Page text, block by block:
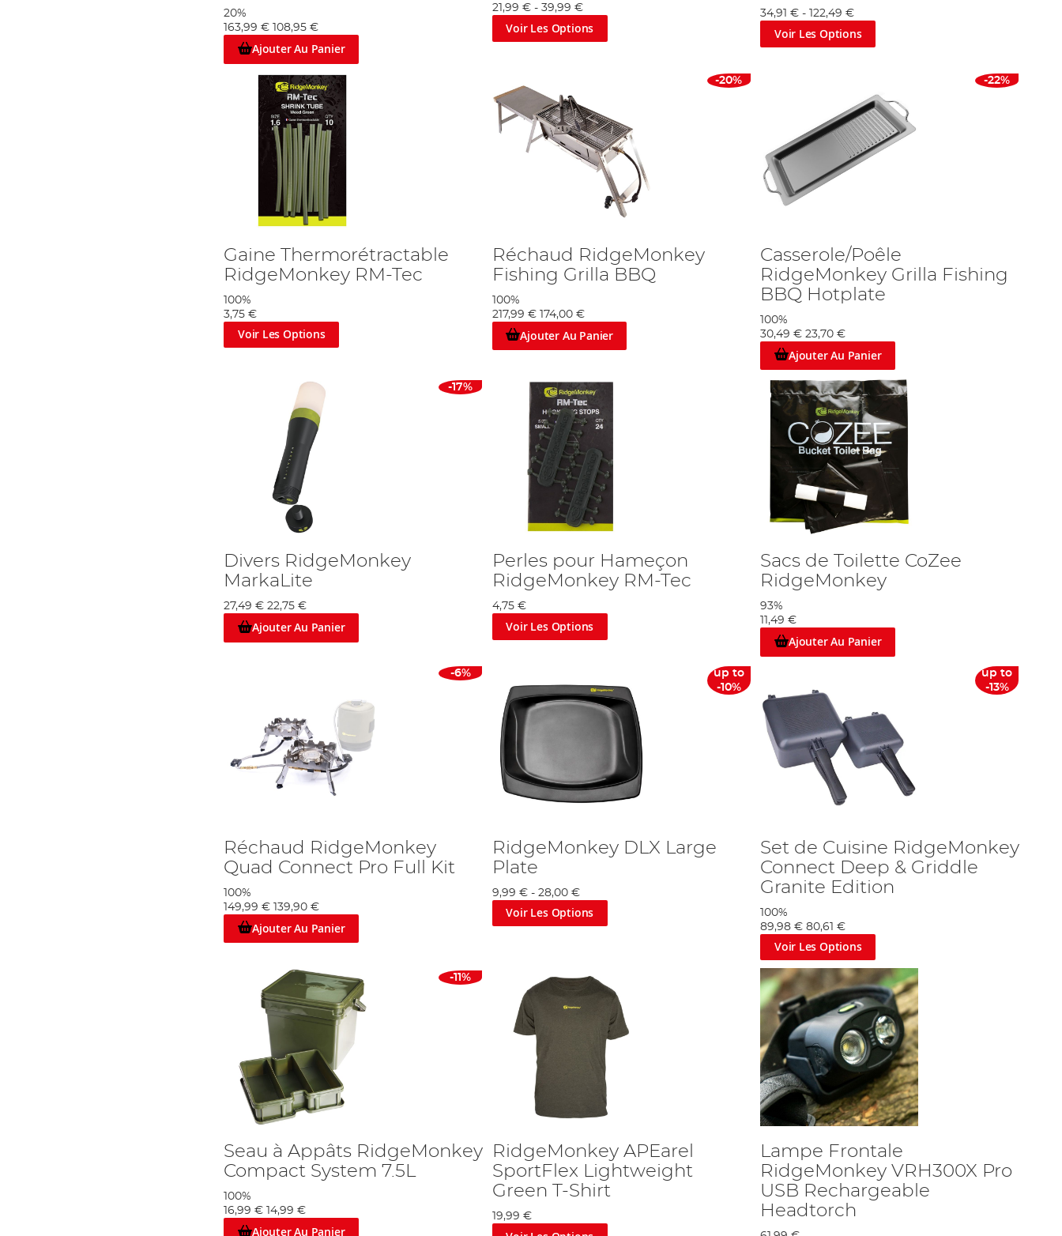
20%
163,99 €
108,95 €
Ajouter Au Panier
21,99 €- 39,99 €
Voir Les Options
34,91 € - 122,49 €
Voir Les Options
Gaine Thermorétractable
RidgeMonkey RM-Tec
100%
3,75 €
Voir Les Options
-20%
Réchaud RidgeMonkey
Fishing Grilla BBQ
100%
217,99 € 174,00 €
Ajouter Au Panier
-22%
Casserole/Poêle
RidgeMonkey Grilla Fishing
BBQ Hotplate
100%
30,49 € 23,70 €
Ajouter Au Panier
-17%
Divers RidgeMonkey
MarkaLite
27,49 € 22,75 €
Ajouter Au Panier
Perles pour Hameçon
RidgeMonkey RM-Tec
4,75 €
Voir Les Options
Sacs de Toilette CoZee
RidgeMonkey
93%
11,49 €
Ajouter Au Panier
-6%
Réchaud RidgeMonkey
Quad Connect Pro Full Kit
100%
149,99 € 139,90 €
Ajouter Au Panier
up to
-10%
RidgeMonkey DLX Large
Plate
9,99 €- 28,00 €
Voir Les Options
up to
-13%
Set de Cuisine RidgeMonkey
Connect Deep & Griddle
Granite Edition
100%
89,98 € 80,61 €
Voir Les Options
-11%
Seau à Appâts RidgeMonkey
Compact System 7.5L
100%
16,99 €
14,99 €
Ajouter Au Panier
RidgeMonkey APEarel
SportFlex Lightweight
Green T-Shirt
19,99 €
Lampe Frontale
RidgeMonkey VRH300X Pro
USB Rechargeable
Headtorch